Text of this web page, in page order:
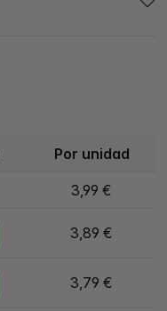
Por unidad
3,99 €
3,89 €
3,79 €